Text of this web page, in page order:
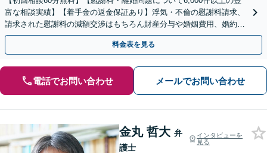
富な相談実績】【着手金の返金保証あり】浮気・不倫の慰謝料請求、
請求された慰謝料の減額交渉はもちろん財産分与や婚姻費用、婚約破
棄など様々な離婚・男女問題の解決実績が豊富です。
料金表を見る
電話でお問い合わせ メールでお問い合わせ
金丸 哲大 弁
護士
インタビューを
見る